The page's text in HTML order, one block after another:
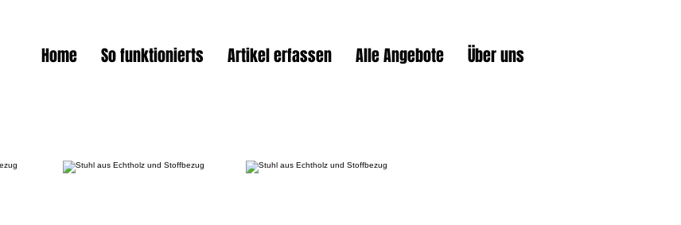
Home So funktionierts Artikel erfassen Alle Angebote Über uns